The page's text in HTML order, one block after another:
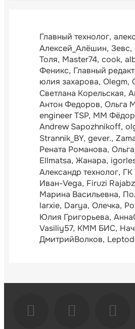
Главный технолог
Алексей_Алёшин Зевс
Толя Master74 cook
Феникс Главный
юлия захарова Olegm
Светлана Корельская
Антон Федоров Ольга
engineer TSP ММ Фёдор
Andrew Sapozhnikoff
Strannik_BY gever.
Рената Романова
Ellmatsa Жанара
Александр технолог ГК
Иван-Vega Firuzi
Марина Васильевна
larxie Darya Олечка
Юлия Григорьева
Vasiliy57 КММ БИС
ДмитрийВолков